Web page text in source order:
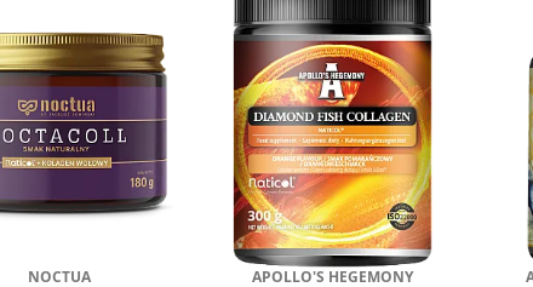
NOCTUA APOLLO'S HEGEMONY